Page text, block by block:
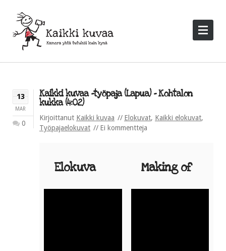
13
MAR
0
Kaikki kuvaa -työpaja (Lapua) – Kohtalon
kukka (4:02)
Kirjoittanut Kaikki kuvaa Elokuvat, Kaikki elokuvat,
Työpajaelokuvat
Ei kommentteja
Elokuva Making of